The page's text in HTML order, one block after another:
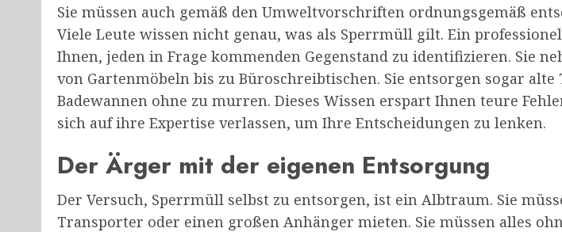
Sie müssen auch gemäß den Umweltvorschriften ordnungsgemäß
Viele Leute wissen nicht genau, was als Sperrmüll gilt. Ein
Ihnen, jeden in Frage kommenden Gegenstand zu identifizieren. Sie
von Gartenmöbeln bis zu Büroschreibtischen. Sie entsorgen sogar alte
Badewannen ohne zu murren. Dieses Wissen erspart Ihnen teure
sich auf ihre Expertise verlassen, um Ihre Entscheidungen zu lenken.
Der Ärger mit der eigenen Entsorgung
Der Versuch, Sperrmüll selbst zu entsorgen, ist ein Albtraum. Sie
Transporter oder einen großen Anhänger mieten. Sie müssen alles